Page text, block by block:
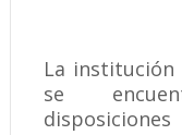
La institución
se